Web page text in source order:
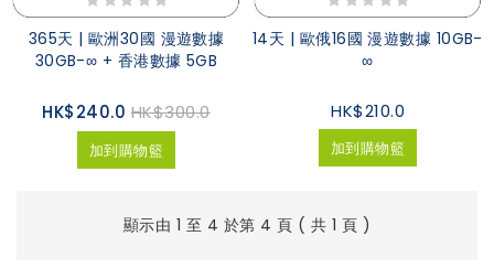
365天 | 歐洲30國 漫遊數據
30GB-∞ + 香港數據 5GB
HK$240.0 HK$300.0
加到購物籃
14天 | 歐俄16國 漫遊數據 10GB-
∞
HK$210.0
加到購物籃
顯示由 1 至 4 於第 4 頁 ( 共 1 頁 )